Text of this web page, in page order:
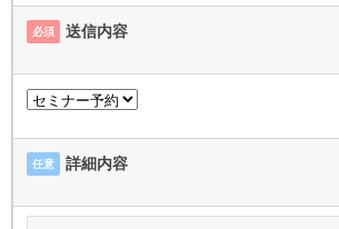
必須 送信内容
任意 詳細内容